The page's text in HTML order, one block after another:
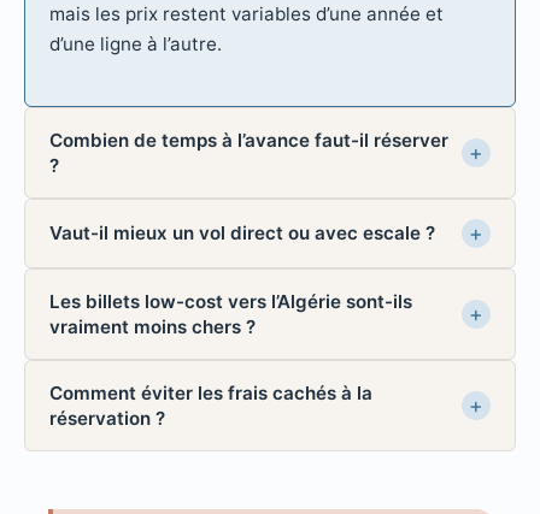
mais les prix restent variables d’une année et
d’une ligne à l’autre.
Combien de temps à l’avance faut-il réserver
?
Vaut-il mieux un vol direct ou avec escale ?
Les billets low-cost vers l’Algérie sont-ils
vraiment moins chers ?
Comment éviter les frais cachés à la
réservation ?